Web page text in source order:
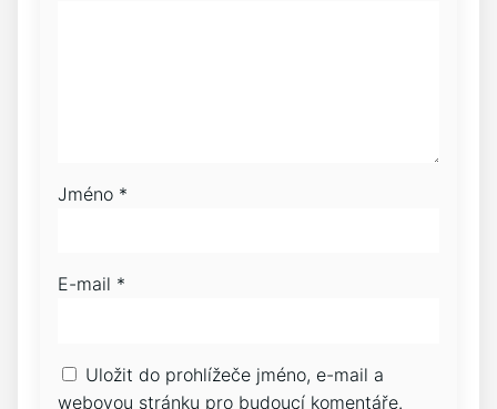
Jméno *
E-mail *
Uložit do prohlížeče jméno, e-mail a
webovou stránku pro budoucí komentáře.